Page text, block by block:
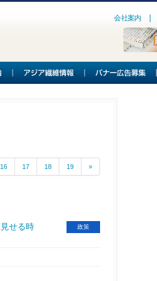
会社案内
16 17 18 19 »
せる時
政策